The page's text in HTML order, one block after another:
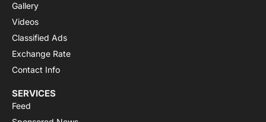
Gallery
Videos
Classified Ads
Exchange Rate
Contact Info
SERVICES
Feed